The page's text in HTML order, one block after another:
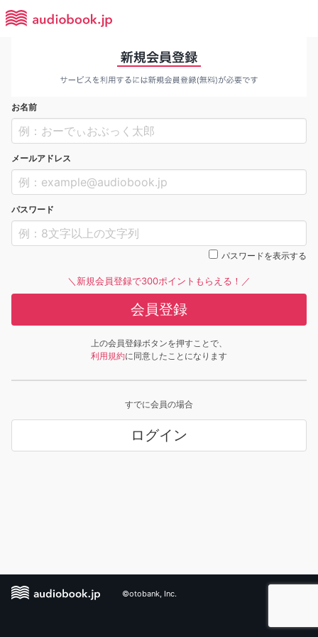
お名前
メールアドレス
パスワード
パスワードを表示する
＼新規会員登録で300ポイントもらえる！／
会員登録
上の会員登録ボタンを押すことで、
利用規約に同意したことになります
すでに会員の場合
ログイン
©otobank, Inc.